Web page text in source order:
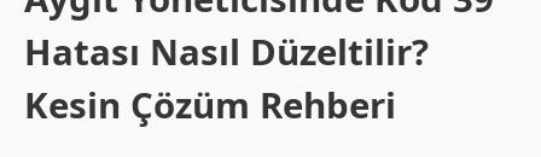
Hatası Nasıl Düzeltilir?
Kesin Çözüm Rehberi